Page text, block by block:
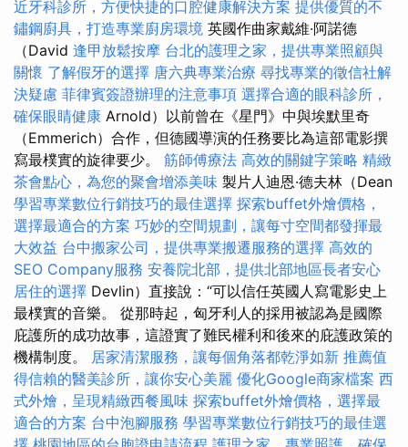
近牙科診所，方便快捷的口腔健康解決方案 提供優質的不
鏽鋼廚具，打造專業廚房環境 英國作曲家戴維·阿諾德
（David 逢甲放鬆按摩 台北的護理之家，提供專業照顧與
關懷 了解假牙的選擇 唐六典專業治療 尋找專業的徵信社解
決疑慮 菲律賓簽證辦理的注意事項 選擇合適的眼科診所，
確保眼睛健康 Arnold）以前曾在《星門》中與埃默里奇
（Emmerich）合作，但德國導演的任務要比為這部電影撰
寫最樸實的旋律要少。 筋師傅療法 高效的關鍵字策略 精緻
茶會點心，為您的聚會增添美味 製片人迪恩·德夫林（Dean
學習專業數位行銷技巧的最佳選擇 探索buffet外燴價格，
選擇最適合的方案 巧妙的空間規劃，讓每寸空間都發揮最
大效益 台中搬家公司，提供專業搬遷服務的選擇 高效的
SEO Company服務 安養院北部，提供北部地區長者安心
居住的選擇 Devlin）直接說：“可以信任英國人寫電影史上
最樸實的音樂。 從那時起，匈牙利人的採用被認為是國際
庇護所的成功故事，這證實了難民權利和後來的庇護政策的
機構制度。 居家清潔服務，讓每個角落都乾淨如新 推薦值
得信賴的醫美診所，讓你安心美麗 優化Google商家檔案 西
式外燴，呈現精緻西餐風味 探索buffet外燴價格，選擇最
適合的方案 台中泡腳服務 學習專業數位行銷技巧的最佳選